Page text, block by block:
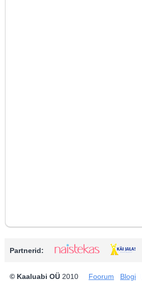
Partnerid:
© Kaaluabi OÜ 2010 Foorum Blogi